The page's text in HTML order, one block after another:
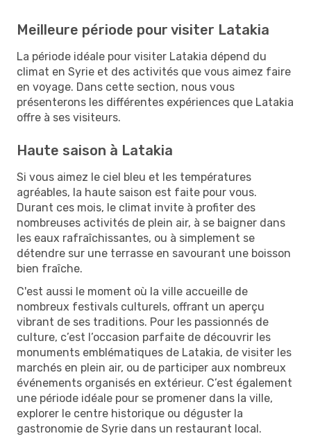
Meilleure période pour visiter Latakia
La période idéale pour visiter Latakia dépend du
climat en Syrie et des activités que vous aimez faire
en voyage. Dans cette section, nous vous
présenterons les différentes expériences que Latakia
offre à ses visiteurs.
Haute saison à Latakia
Si vous aimez le ciel bleu et les températures
agréables, la haute saison est faite pour vous.
Durant ces mois, le climat invite à profiter des
nombreuses activités de plein air, à se baigner dans
les eaux rafraîchissantes, ou à simplement se
détendre sur une terrasse en savourant une boisson
bien fraîche.
C'est aussi le moment où la ville accueille de
nombreux festivals culturels, offrant un aperçu
vibrant de ses traditions. Pour les passionnés de
culture, c’est l’occasion parfaite de découvrir les
monuments emblématiques de Latakia, de visiter les
marchés en plein air, ou de participer aux nombreux
événements organisés en extérieur. C’est également
une période idéale pour se promener dans la ville,
explorer le centre historique ou déguster la
gastronomie de Syrie dans un restaurant local.